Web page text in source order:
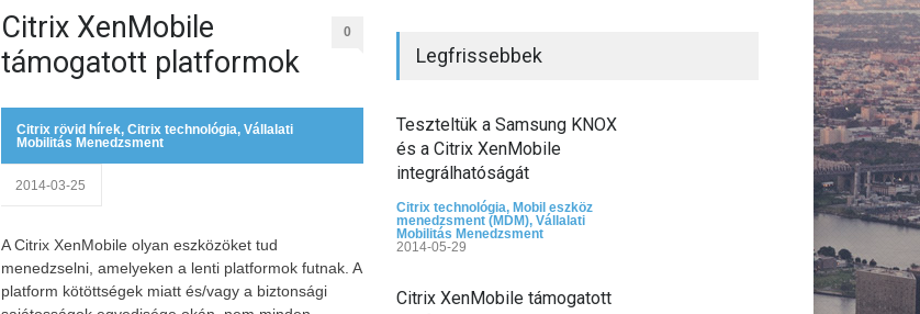
Citrix XenMobile
támogatott platformok
0
Citrix rövid hírek, Citrix technológia, Vállalati
Mobilitás Menedzsment
2014-03-25
A Citrix XenMobile olyan eszközöket tud
menedzselni, amelyeken a lenti platformok futnak. A
platform kötöttségek miatt és/vagy a biztonsági
Legfrissebbek
Teszteltük a Samsung KNOX
és a Citrix XenMobile
integrálhatóságát
Citrix technológia, Mobil eszköz
menedzsment (MDM), Vállalati
Mobilitás Menedzsment
2014-05-29
Citrix XenMobile támogatott